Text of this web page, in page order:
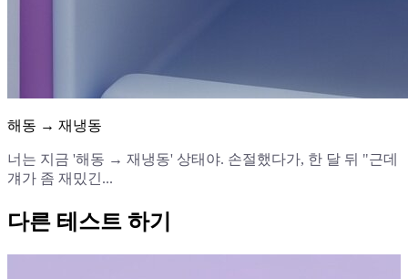
해동 → 재냉동
너는 지금 '해동 → 재냉동' 상태야. 손절했다가, 한 달 뒤 "근데
걔가 좀 재밌긴...
다른 테스트 하기